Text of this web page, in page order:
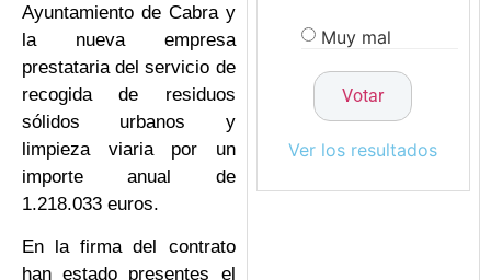
Ayuntamiento de Cabra y
la nueva empresa
prestataria del servicio de
recogida de residuos
sólidos urbanos y
limpieza viaria por un
importe anual de
1.218.033 euros.
En la firma del contrato
han estado presentes el
Muy mal
Ver los resultados